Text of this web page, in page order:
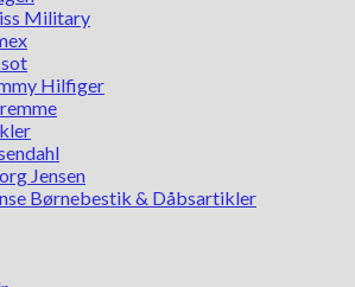
Military
Hilfiger
Jensen
Børnebestik & Dåbsartikler